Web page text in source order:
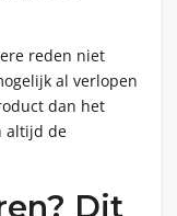
reden niet
al verlopen
dan het
altijd de
Dit